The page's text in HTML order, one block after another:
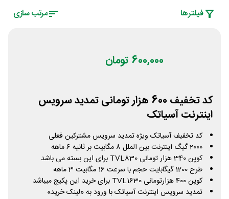
فیلتر‌ها مرتب سازی
600,000 تومان
کد تخفیف 600 هزار تومانی تمدید سرویس
اینترنت آسیاتک
کد تخفیف آسیاتک ویژه تمدید سرویس مشترکین فعلی
2000 گیگ اینترنت بین الملل 8 مگابیت بر ثانیه 6 ماهه
کوپن 340 هزار تومانی TVL830 برای این بسته می باشد
طرح 1200 گیگابایت حجم با سرعت 16 مگابیت 3 ماهه
کوپن 400 هزارتومانی TVL1630 برای خرید این پکیج میباشد
تمدید سرویس اینترنت آسیاتک با ورود به «لینک خرید»